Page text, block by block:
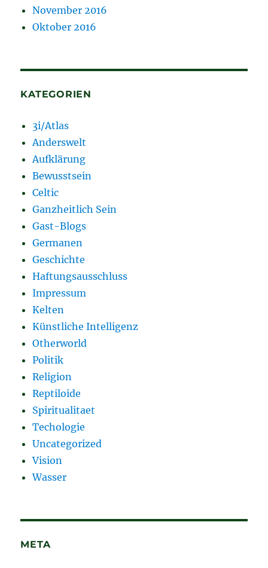
November 2016
Oktober 2016
KATEGORIEN
3i/Atlas
Anderswelt
Aufklärung
Bewusstsein
Celtic
Ganzheitlich Sein
Gast-Blogs
Germanen
Geschichte
Haftungsausschluss
Impressum
Kelten
Künstliche Intelligenz
Otherworld
Politik
Religion
Reptiloide
Spiritualitaet
Techologie
Uncategorized
Vision
Wasser
META